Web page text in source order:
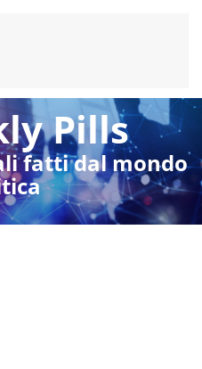
Pills
fatti dal mondo